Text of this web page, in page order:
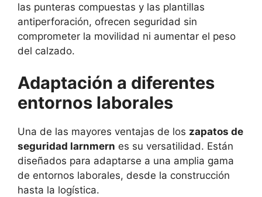
las punteras compuestas y las plantillas
antiperforación, ofrecen seguridad sin
comprometer la movilidad ni aumentar el peso
del calzado.
Adaptación a diferentes
entornos laborales
Una de las mayores ventajas de los zapatos de
seguridad larnmern es su versatilidad. Están
diseñados para adaptarse a una amplia gama
de entornos laborales, desde la construcción
hasta la logística.